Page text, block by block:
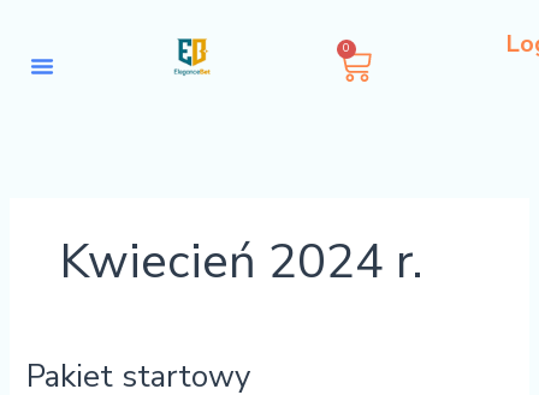
treści
0
Wózek
Kwiecień 2024 r.
Pakiet startowy
Pakiet